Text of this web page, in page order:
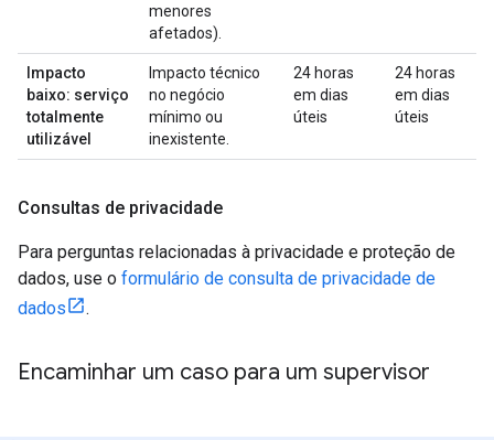
menores
afetados).
Impacto
baixo: serviço
totalmente
utilizável
Impacto técnico
no negócio
mínimo ou
inexistente.
24 horas
em dias
úteis
24 horas
em dias
úteis
Consultas de privacidade
Para perguntas relacionadas à privacidade e proteção de
dados, use o formulário de consulta de privacidade de
dados
.
Encaminhar um caso para um supervisor